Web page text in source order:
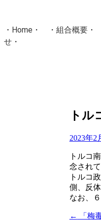
・ Home ・ ・ 組合概要 ・
せ ・
Masters組合員ログイ
トル
2023年2
トルコ
念されて
トルコ
側、反
なお、
← 「梅